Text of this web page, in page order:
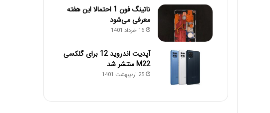
ناتینگ فون 1 احتمالا این هفته
معرفی می‌شود
16 خرداد 1401
آپدیت اندروید 12 برای گلکسی
M22 منتشر شد
25 اردیبهشت 1401